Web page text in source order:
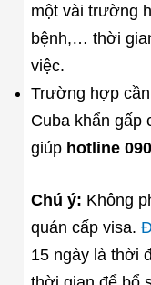
một vài trường
bệnh,… thời
việc.
Trường hợp
Cuba khẩn gấp
giúp hotline
Chú ý: Không
quán cấp visa.
15 ngày là thời